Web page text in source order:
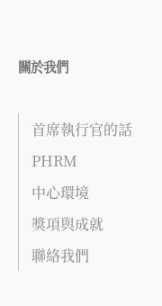
關於我們
首席執行官的話
PHRM
中心環境
獎項與成就
聯絡我們